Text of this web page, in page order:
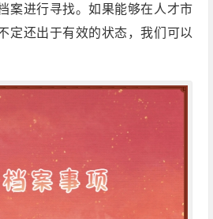
案进行寻找。如果能够在人才市
定还出于有效的状态，我们可以